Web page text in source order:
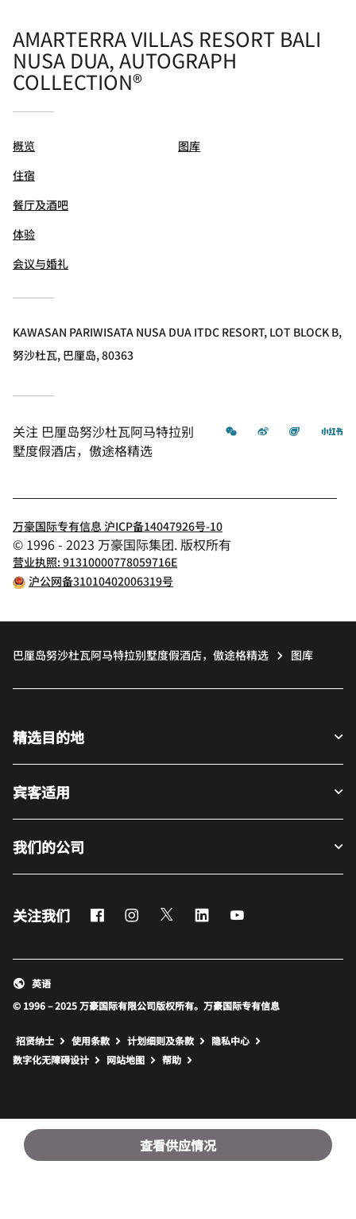
查看供应情况
AMARTERRA VILLAS RESORT BALI
NUSA DUA, AUTOGRAPH
COLLECTION®
概览
住宿
餐厅及酒吧
体验
会议与婚礼
图库
KAWASAN PARIWISATA NUSA DUA ITDC RESORT, LOT BLOCK B,
努沙杜瓦, 巴厘岛, 80363
关注 巴厘岛努沙杜瓦阿马特拉别
墅度假酒店，傲途格精选
微信 微博 飞猪
万豪国际专有信息 沪ICP备14047926号-10
© 1996 - 2023 万豪国际集团. 版权所有
营业执照: 91310000778059716E
沪公网备31010402006319号
巴厘岛努沙杜瓦阿马特拉别墅度假酒店，傲途格精选 图库
精选目的地
宾客适用
我们的公司
关注我们 FacebookInstagram
Twitter LinkedIn
© 1996 – 2025 万豪国际有限公司版权所有。万豪国际专有信息
英语
招贤纳士 使用条款 计划细则及条款
隐私中心
数字化无障碍设计
网站地图 打开新窗口
帮助